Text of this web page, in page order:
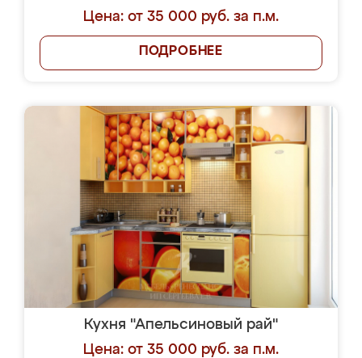
Цена: от 35 000 руб. за п.м.
ПОДРОБНЕЕ
Кухня "Апельсиновый рай"
Цена: от 35 000 руб. за п.м.